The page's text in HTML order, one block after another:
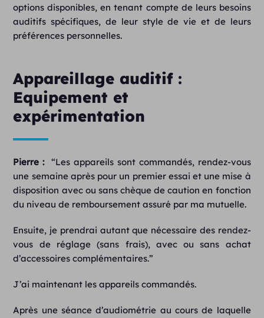
options disponibles, en tenant compte de leurs besoins
auditifs spécifiques, de leur style de vie et de leurs
préférences personnelles.
Appareillage auditif :
Equipement et
expérimentation
Pierre :
“Les appareils sont commandés, rendez-vous
une semaine après pour un premier essai et une mise à
disposition avec ou sans chèque de caution en fonction
du niveau de remboursement assuré par ma mutuelle.
Ensuite, je prendrai autant que nécessaire des rendez-
vous de réglage (sans frais), avec ou sans achat
d’accessoires complémentaires.”
J’ai maintenant les appareils commandés.
Après une séance d’audiométrie au cours de laquelle